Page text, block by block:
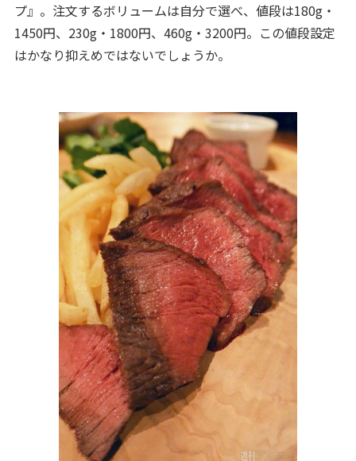
プ』。注文するボリュームは自分で選べ、値段は180g・
1450円、230g・1800円、460g・3200円。この値段設定
はかなり抑えめではないでしょうか。